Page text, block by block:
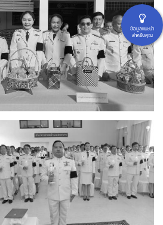
ข้อมูลแนะนำ
สำหรับคุณ